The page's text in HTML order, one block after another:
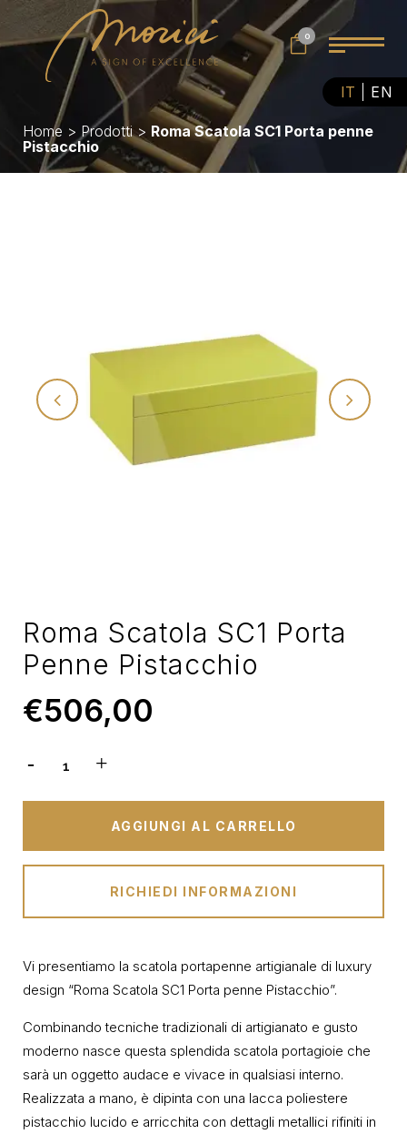
IT EN
0
Home > Prodotti> Roma Scatola SC1 Porta penne
Pistacchio
Roma Scatola SC1 Porta
Penne Pistacchio
€506,00
AGGIUNGI AL CARRELLO
RICHIEDI INFORMAZIONI
Vi presentiamo la scatola portapenne artigianale di luxury
design “Roma Scatola SC1 Porta penne Pistacchio”.
Combinando tecniche tradizionali di artigianato e gusto
moderno nasce questa splendida scatola portagioie che
sarà un oggetto audace e vivace in qualsiasi interno.
Realizzata a mano, è dipinta con una lacca poliestere
pistacchio lucido e arricchita con dettagli metallici rifiniti in